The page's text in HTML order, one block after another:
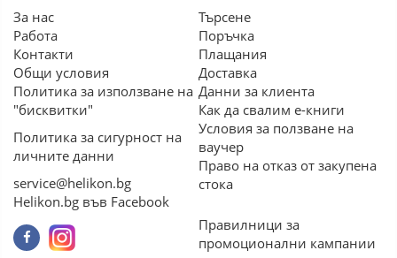
За нас
Работа
Контакти
Общи условия
Политика за използване на
"бисквитки"
Политика за сигурност на
личните данни
service@helikon.bg
Helikon.bg във Facebook
Търсене
Поръчка
Плащания
Доставка
Данни за клиента
Как да свалим е-книги
Условия за ползване на
ваучер
Право на отказ от закупена
стока
Правилници за
промоционални кампании